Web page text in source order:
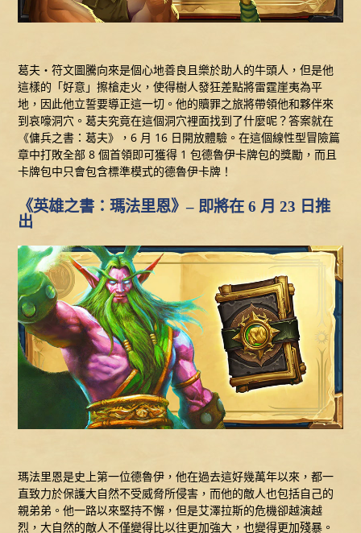
葛夫‧符文圖騰向來是個心地善良且樂於助人的牛頭人，但是他
這樣的「好意」擦槍走火，使得樹人發狂差點將雷霆崖夷為平
地，因此他立誓要導正這一切。他的贖罪之旅將帶領他和夥伴來
到哀嚎洞穴。葛夫究竟在這個洞穴裡面找到了什麼呢？答案就在
《傭兵之書：葛夫》，6 月 16 日開放體驗。在這個線性型冒險篇
章中打敗全部 8 個首領即可獲得 1 包德魯伊卡牌包的獎勵，而且
卡牌包中只會包含標準模式的德魯伊卡牌！
《英雄之書：瑪法里恩》– 即將在 6 月 23 日推
出
瑪法里恩是史上第一位德魯伊，他在過去這好幾萬年以來，都一
直致力於保護大自然不受威脅所侵害，而他的敵人也包括自己的
親弟弟。他一路以來堅持不懈，但是艾澤拉斯的危機卻越演越
烈，大自然的敵人不僅變得比以往更加強大，也變得更加殘暴。